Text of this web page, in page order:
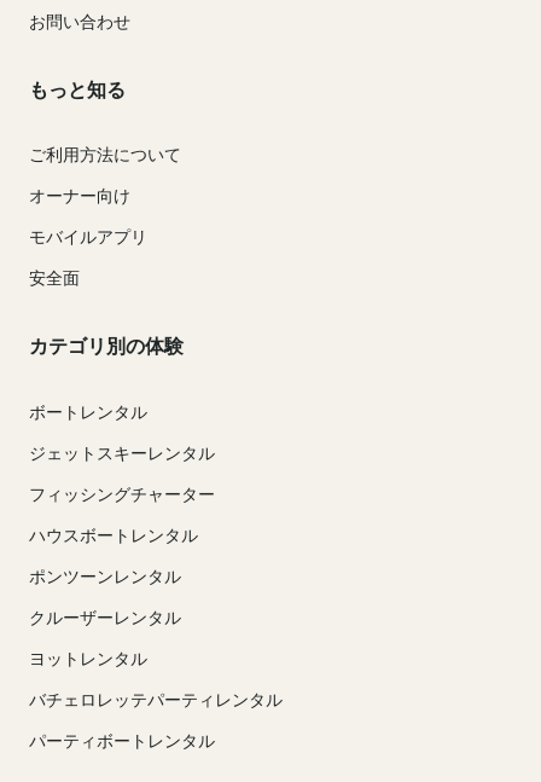
お問い合わせ
もっと知る
ご利用方法について
オーナー向け
モバイルアプリ
安全面
カテゴリ別の体験
ボートレンタル
ジェットスキーレンタル
フィッシングチャーター
ハウスボートレンタル
ポンツーンレンタル
クルーザーレンタル
ヨットレンタル
バチェロレッテパーティレンタル
パーティボートレンタル